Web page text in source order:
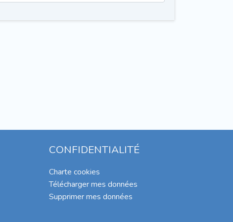
CONFIDENTIALITÉ
Charte cookies
Télécharger mes données
Supprimer mes données